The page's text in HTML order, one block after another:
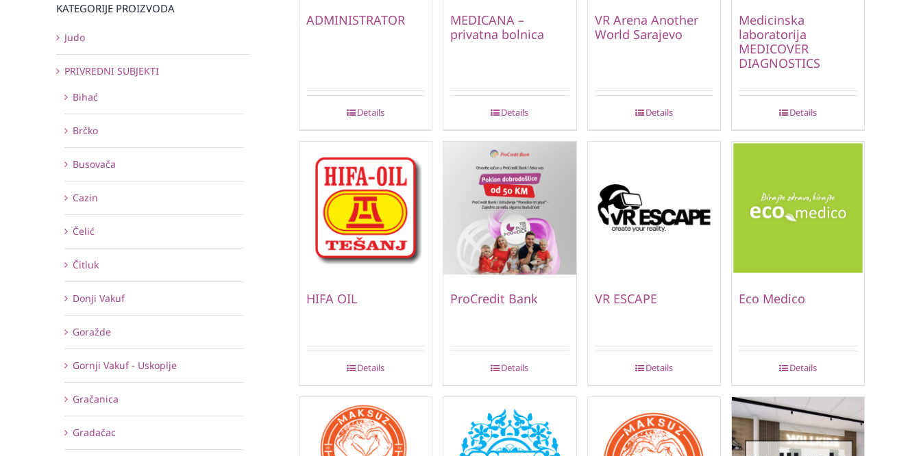
ADMINISTRATOR
Details
MEDICANA –
privatna bolnica
Details
VR Arena Another
World Sarajevo
Details
Medicinska
laboratorija
MEDICOVER
DIAGNOSTICS
Details
HIFA OIL
Details
ProCredit Bank
Details
VR ESCAPE
Details
Eco Medico
Details
KATEGORIJE PROIZVODA
Judo
PRIVREDNI SUBJEKTI
Bihać
Brčko
Busovača
Cazin
Čelić
Čitluk
Donji Vakuf
Goražde
Gornji Vakuf - Uskoplje
Gračanica
Gradačac